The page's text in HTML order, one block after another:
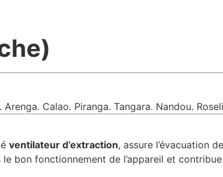
Calao. Piranga. Tangara. Nandou.
ventilateur d’extraction, assure l’évacuation
bon fonctionnement de l’appareil et